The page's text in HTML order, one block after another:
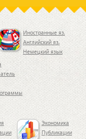
с
Иностранные яз.
Английский яз.
Немецкий язык
Экономика
Публикации